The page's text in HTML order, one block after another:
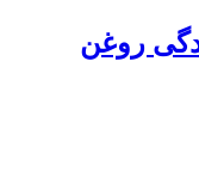
روغن